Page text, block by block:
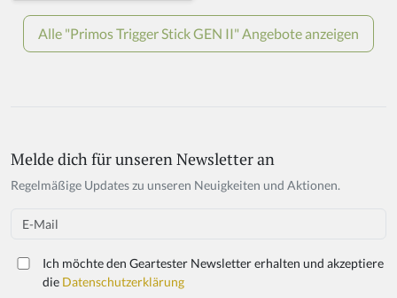
If
y
Melde dich für unseren Newsletter an
Regelmäßige Updates zu unseren Neuigkeiten und Aktionen.
Email
Ich möchte den Geartester Newsletter erhalten und akzeptiere
die Datenschutzerklärung